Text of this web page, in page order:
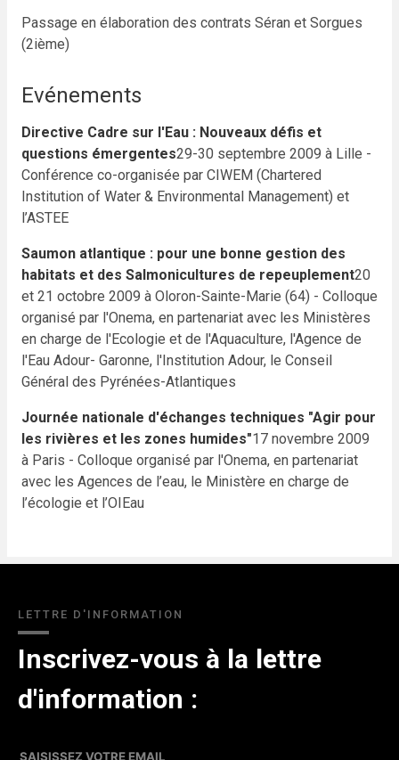
Passage en élaboration des contrats Séran et Sorgues
(2ième)
Evénements
Directive Cadre sur l'Eau : Nouveaux défis et
questions émergentes29-30 septembre 2009 à Lille -
Conférence co-organisée par CIWEM (Chartered
Institution of Water & Environmental Management) et
l’ASTEE
Saumon atlantique : pour une bonne gestion des
habitats et des Salmonicultures de repeuplement20
et 21 octobre 2009 à Oloron-Sainte-Marie (64) - Colloque
organisé par l'Onema, en partenariat avec les Ministères
en charge de l'Ecologie et de l'Aquaculture, l'Agence de
l'Eau Adour- Garonne, l'Institution Adour, le Conseil
Général des Pyrénées-Atlantiques
Journée nationale d'échanges techniques "Agir pour
les rivières et les zones humides"17 novembre 2009
à Paris - Colloque organisé par l'Onema, en partenariat
avec les Agences de l’eau, le Ministère en charge de
l’écologie et l’OIEau
LETTRE D'INFORMATION
Inscrivez-vous à la lettre
d'information :